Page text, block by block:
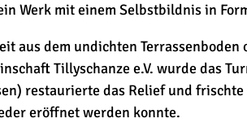
Werk mit einem Selbstbildnis in
aus dem undichten
Tillyschanze e.V. wurde das
restaurierte das Relief und frischte
eröffnet werden konnte.